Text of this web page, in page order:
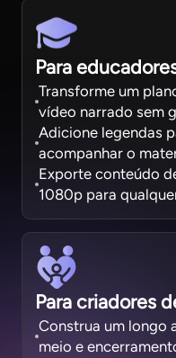
Para
Transforme um
vídeo narrado sem
Adicione legendas
acompanhar o
Exporte conteúdo
1080p para
Para criadores
Construa um longo
meio e